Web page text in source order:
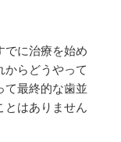
でに治療を始め
からどうやって
て最終的な歯並
とはありません